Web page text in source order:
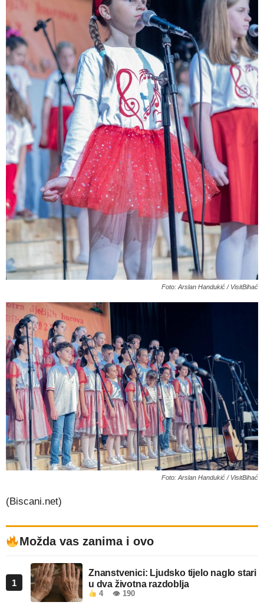
Foto: Arslan Handukić / VisitBihać
Foto: Arslan Handukić / VisitBihać
(Biscani.net)
Možda vas zanima i ovo
1
Znanstvenici: Ljudsko tijelo naglo stari
u dva životna razdoblja
4 👁 190